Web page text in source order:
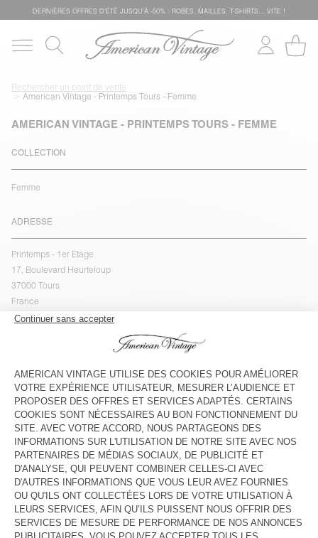
DERNIÈRES OFFRES D'ÉTÊ JUSQU'À -50% : ROBES, MAILLES, T-SHIRTS... VITE !
Rechercher un point de vente
American Vintage - Printemps Tours - Femme
AMERICAN VINTAGE - PRINTEMPS TOURS - FEMME
COLLECTION
Femme
ADRESSE
Printemps - 1er Étage
17, Boulevard Heurteloup
37000 Tours
France
Lundi
10:00 - 19:00
Mardi
10:00 - 19:00
Mercredi
10:00 - 19:00
Jeudi
10:00 - 19:00
Vendredi
10:00 - 19:00
Samedi
10:00 - 19:30
Dimanche
Fermé
CONTACT